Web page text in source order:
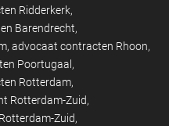
Ridderkerk
Barendrecht
advocaat contracten Rhoon
Poortugaal
Rotterdam
Rotterdam-Zuid
Zuid